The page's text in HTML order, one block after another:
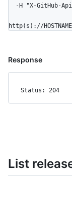
http(s)://
Response
Status: 204
List